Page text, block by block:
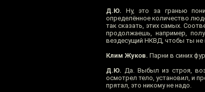
Д.Ю. Ну, это за гранью
определённое количество
так сказать, этих самых.
продолжаешь, например,
вездесущий НКВД, чтобы ты не
Клим Жуков. Парни в синих
Д.Ю. Да. Выбыл из строя,
осмотрел тело, установил, и
прятал, это никому не надо.